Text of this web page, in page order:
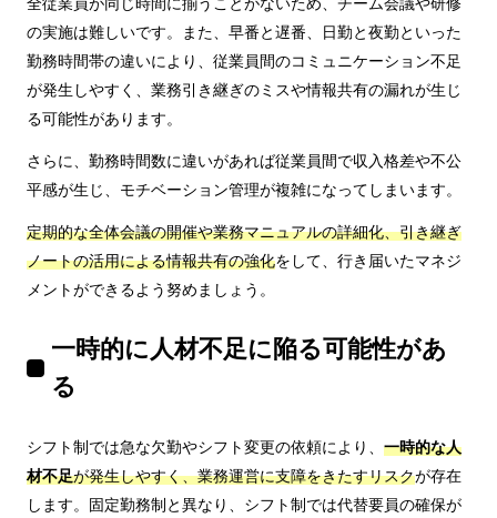
の実施は難しいです。また、早番と遅番、日勤と夜勤といった
勤務時間帯の違いにより、従業員間のコミュニケーション不足
が発生しやすく、業務引き継ぎのミスや情報共有の漏れが生じ
る可能性があります。
さらに、勤務時間数に違いがあれば従業員間で収入格差や不公
平感が生じ、モチベーション管理が複雑になってしまいます。
定期的な全体会議の開催や業務マニュアルの詳細化、引き継ぎ
ノートの活用による情報共有の強化をして、行き届いたマネジ
メントができるよう努めましょう。
一時的に人材不足に陥る可能性があ
る
シフト制では急な欠勤やシフト変更の依頼により、 一時的な人
材不足が発生しやすく、業務運営に支障をきたすリスクが存在
します。固定勤務制と異なり、シフト制では代替要員の確保が